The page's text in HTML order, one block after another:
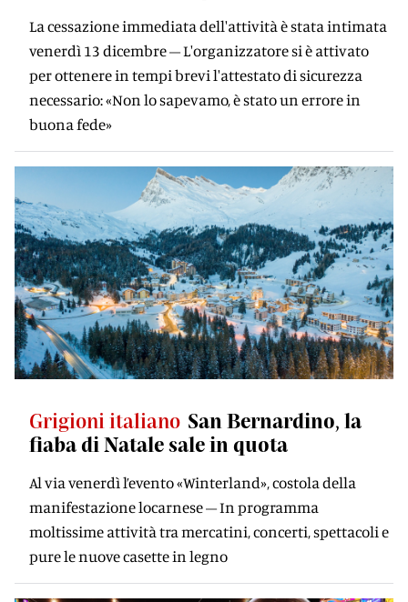
La cessazione immediata dell'attività è stata intimata
venerdì 13 dicembre – L'organizzatore si è attivato
per ottenere in tempi brevi l'attestato di sicurezza
necessario: «Non lo sapevamo, è stato un errore in
buona fede»
Grigioni italiano San Bernardino, la
fiaba di Natale sale in quota
Al via venerdì l’evento «Winterland», costola della
manifestazione locarnese – In programma
moltissime attività tra mercatini, concerti, spettacoli e
pure le nuove casette in legno